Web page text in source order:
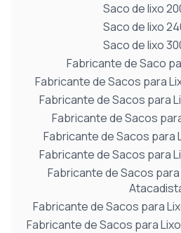
Saco de lixo
Saco de lixo
Saco de lixo
Fabricante de Saco
Fabricante de Sacos para
Fabricante de Sacos para
Fabricante de Sacos
Fabricante de Sacos para
Fabricante de Sacos para
Fabricante de Sacos
Fabricante de Sacos para
Fabricante de Sacos para